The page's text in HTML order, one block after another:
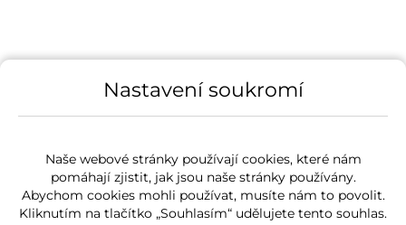
Nastavení soukromí
Naše webové stránky používají cookies, které nám
pomáhají zjistit, jak jsou naše stránky používány.
Abychom cookies mohli používat, musíte nám to povolit.
Kliknutím na tlačítko „Souhlasím“ udělujete tento souhlas.